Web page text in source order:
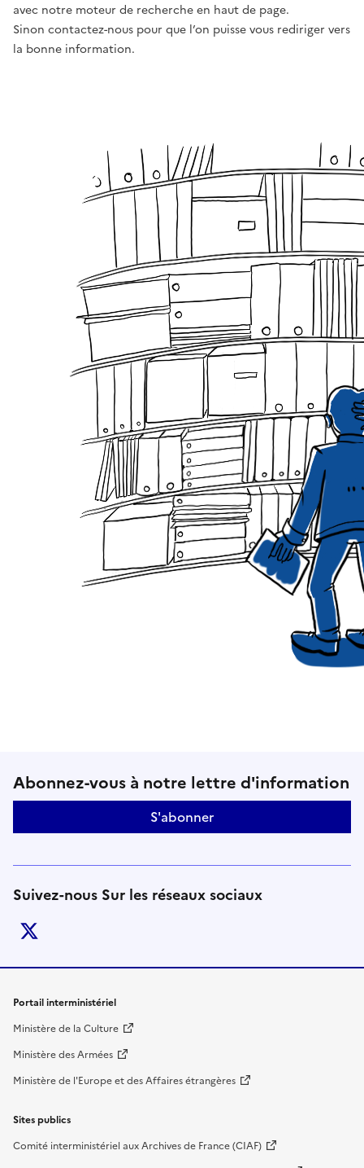
avec notre moteur de recherche en haut de page.
Sinon contactez-nous pour que l’on puisse vous rediriger vers
la bonne information.
Suivez-nous sur le réseaux
Abonnez-vous à notre lettre d'information
S'abonner
Suivez-nous Sur les réseaux sociaux
Liens de bas de page
Portail interministériel
Ministère de la Culture
Ministère des Armées
Ministère de l'Europe et des Affaires étrangères
Sites publics
Comité interministériel aux Archives de France (CIAF)